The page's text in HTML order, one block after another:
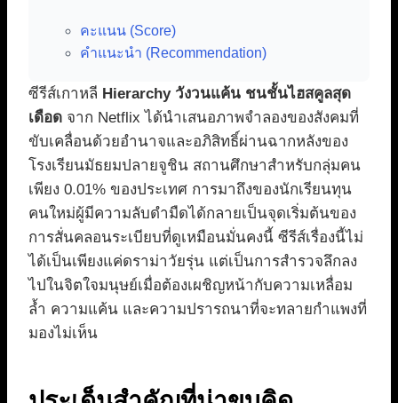
คะแนน (Score)
คำแนะนำ (Recommendation)
ซีรีส์เกาหลี Hierarchy วังวนแค้น ชนชั้นไฮสคูลสุด
เดือด จาก Netflix ได้นำเสนอภาพจำลองของสังคมที่
ขับเคลื่อนด้วยอำนาจและอภิสิทธิ์ผ่านฉากหลังของ
โรงเรียนมัธยมปลายจูชิน สถานศึกษาสำหรับกลุ่มคน
เพียง 0.01% ของประเทศ การมาถึงของนักเรียนทุน
คนใหม่ผู้มีความลับดำมืดได้กลายเป็นจุดเริ่มต้นของ
การสั่นคลอนระเบียบที่ดูเหมือนมั่นคงนี้ ซีรีส์เรื่องนี้ไม่
ได้เป็นเพียงแค่ดราม่าวัยรุ่น แต่เป็นการสำรวจลึกลง
ไปในจิตใจมนุษย์เมื่อต้องเผชิญหน้ากับความเหลื่อม
ล้ำ ความแค้น และความปรารถนาที่จะทลายกำแพงที่
มองไม่เห็น